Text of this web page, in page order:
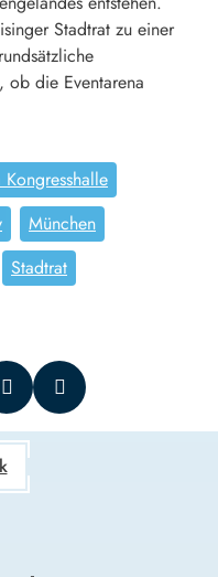
Stadtrat zu einer
ob die Eventarena
Kongresshalle
München
Stadtrat